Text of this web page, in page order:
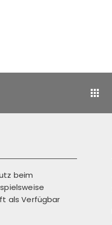
beim
als Verfügbar